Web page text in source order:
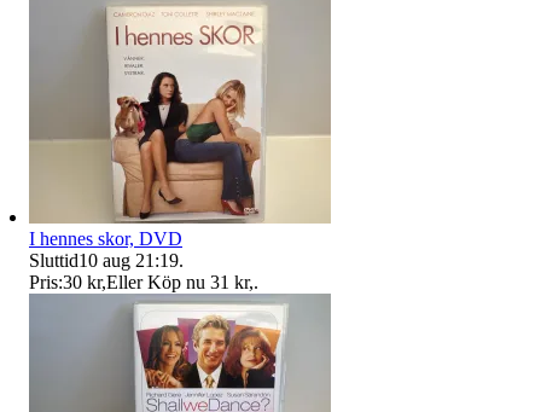
I hennes skor, DVD
Sluttid10 aug 21:19.
Pris:30 kr,Eller Köp nu 31 kr,.